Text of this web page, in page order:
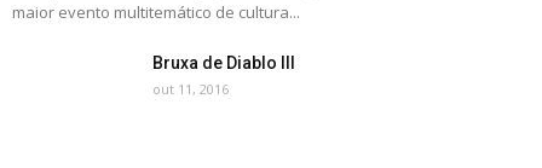
maior evento multitemático de cultura...
Bruxa de Diablo III
out 11, 2016